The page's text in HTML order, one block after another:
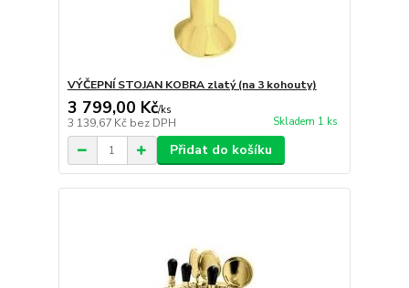
VÝČEPNÍ STOJAN KOBRA zlatý (na 3 kohouty)
3 799,00 Kč/ks
3 139,67 Kč bez DPH Skladem 1 ks
Přidat do košíku